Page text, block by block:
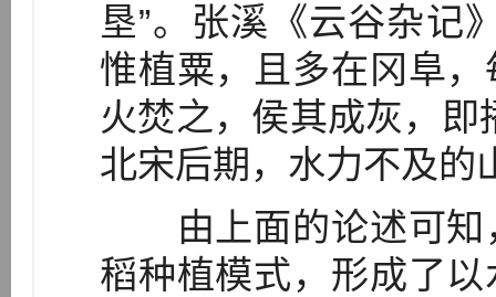
垦”。张溪《云谷杂记
惟植粟，且多在冈阜
火焚之，侯其成灰，即
北宋后期，水力不及的
由上面的论述可知
稻种植模式，形成了